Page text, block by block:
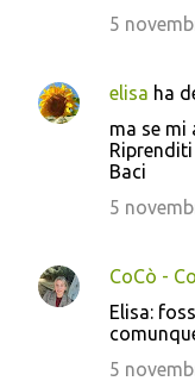
5
elisa ha
ma se mi
Baci
5
CoCò -
Elisa:
5